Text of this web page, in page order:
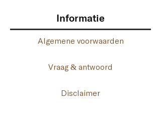
Informatie
Algemene voorwaarden
Vraag & antwoord
Disclaimer